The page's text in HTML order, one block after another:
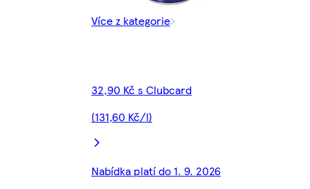
Více z kategorie
32,90 Kč s Clubcard
(131,60 Kč/l)
Nabídka platí do 1. 9. 2026